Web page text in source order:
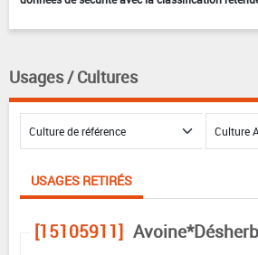
Usages / Cultures
USAGES RETIRÉS
[15105911]